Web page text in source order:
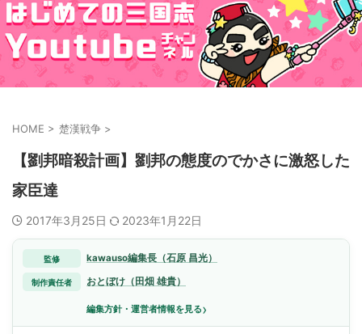
HOME > 楚漢戦争 >
【劉邦暗殺計画】劉邦の態度のでかさに激怒した
家臣達
2017年3月25日 2023年1月22日
監修 kawauso編集長（石原 昌光）
制作責任者 おとぼけ（田畑 雄貴）
編集方針・運営者情報を見る›